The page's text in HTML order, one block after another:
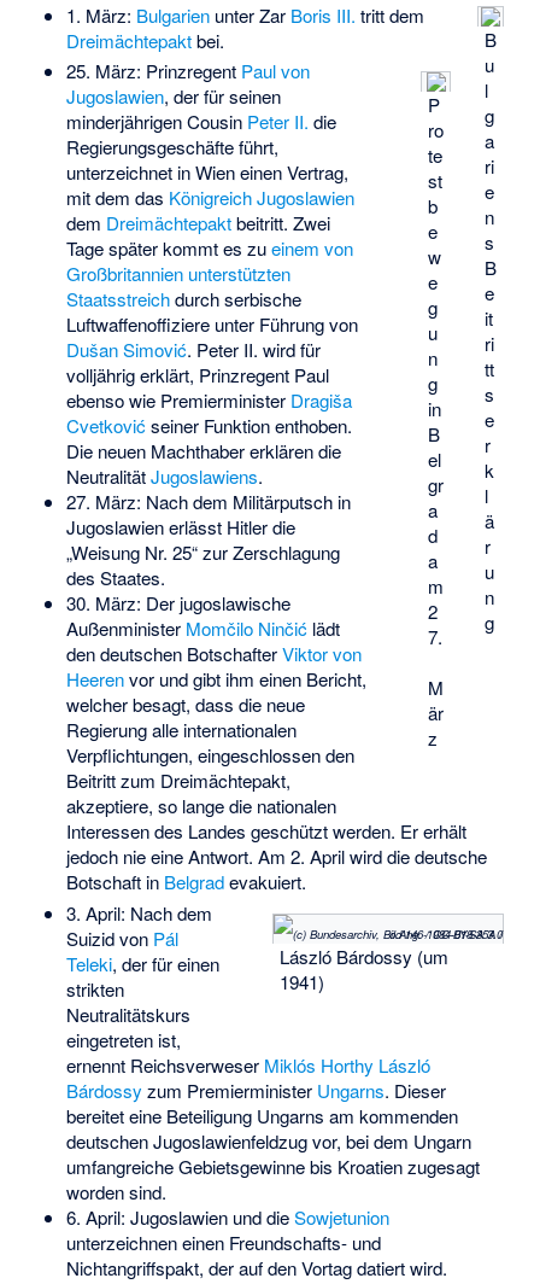
B
u
l
g
a
ri
e
n
s
B
e
it
ri
tt
s
e
r
k
l
ä
r
u
n
g
1. März: Bulgarienunter Zar Boris III. tritt dem
Dreimächtepaktbei.
P
ro
te
st
b
e
w
e
g
u
n
g
in
B
el
gr
a
d
a
m
2
7.
M
är
z
25. März: Prinzregent Paul von
Jugoslawien, der für seinen
minderjährigen Cousin Peter II. die
Regierungsgeschäfte führt,
unterzeichnet in Wien einen Vertrag,
mit dem das Königreich Jugoslawien
dem Dreimächtepaktbeitritt. Zwei
Tage später kommt es zueinem von
Großbritannien unterstützten
Staatsstreichdurch serbische
Luftwaffenoffiziere unter Führung von
Dušan Simović. Peter II. wird für
volljährig erklärt, Prinzregent Paul
ebenso wie Premierminister Dragiša
Cvetkovićseiner Funktion enthoben.
Die neuen Machthaber erklären die
NeutralitätJugoslawiens.
27. März: Nach dem Militärputsch in
Jugoslawien erlässt Hitler die
„Weisung Nr. 25“ zur Zerschlagung
des Staates.
30. März: Der jugoslawische
Außenminister Momčilo Ninčićlädt
den deutschen BotschafterViktor von
Heerenvor und gibt ihm einen Bericht,
welcher besagt, dass die neue
Regierung alle internationalen
Verpflichtungen, eingeschlossen den
Beitritt zum Dreimächtepakt,
akzeptiere, so lange die nationalen
Interessen des Landes geschützt werden. Er erhält
jedoch nie eine Antwort. Am 2. April wird die deutsche
Botschaft in Belgradevakuiert.
(c) Bundesarchiv, Bild 146-1984-018-35A / o.Ang. / CC-BY-SA 3.0
László Bárdossy (um
1941)
3. April: Nach dem
Suizid von Pál
Teleki, der für einen
strikten
Neutralitätskurs
eingetreten ist,
ernennt Reichsverweser Miklós Horthy László
Bárdossy zum Premierminister Ungarns. Dieser
bereitet eine Beteiligung Ungarns am kommenden
deutschen Jugoslawienfeldzug vor, bei dem Ungarn
umfangreiche Gebietsgewinne bis Kroatien zugesagt
worden sind.
6. April: Jugoslawien und dieSowjetunion
unterzeichnen einen Freundschafts- und
Nichtangriffspakt, der auf den Vortag datiert wird.